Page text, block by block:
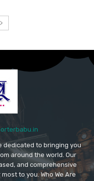
dedicated to bringing you
around the world. Our
and comprehensive
to you. Who We Are